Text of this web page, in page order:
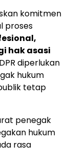
komitmen
proses
hak asasi
diperlukan
hukum
tetap
penegak
hukum
rasa